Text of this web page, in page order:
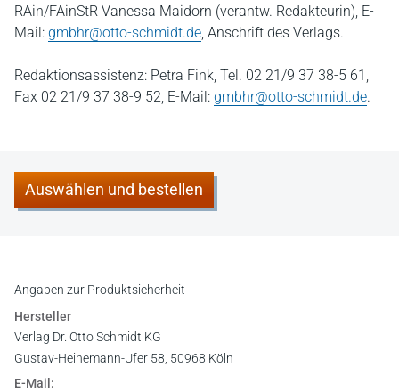
RAin/FAinStR Vanessa Maidorn (verantw. Redakteurin), E-
Mail: gmbhr@otto-schmidt.de, Anschrift des Verlags.
Redaktionsassistenz: Petra Fink, Tel. 02 21/9 37 38-5 61,
Fax 02 21/9 37 38-9 52, E-Mail: gmbhr@otto-schmidt.de.
Auswählen und bestellen
Angaben zur Produktsicherheit
Hersteller
Verlag Dr. Otto Schmidt KG
Gustav-Heinemann-Ufer 58, 50968 Köln
E-Mail: